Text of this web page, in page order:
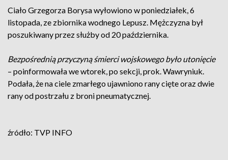
Ciało Grzegorza Borysa wyłowiono w poniedziałek, 6
listopada, ze zbiornika wodnego Lepusz. Mężczyzna był
poszukiwany przez służby od 20 października.
Bezpośrednią przyczyną śmierci wojskowego było utonięcie
– poinformowała we wtorek, po sekcji, prok. Wawryniuk.
Podała, że na ciele zmarłego ujawniono rany cięte oraz dwie
rany od postrzału z broni pneumatycznej.
źródło: TVP INFO